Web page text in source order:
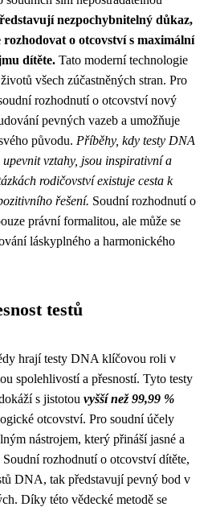
nezpochybnitelný důkaz,
o otcovství s maximální
dítěte. Tato moderní technologie
všech zúčastněných stran. Pro
rozhodnutí o otcovství nový
pevných vazeb a umožňuje
původu. Příběhy, kdy testy DNA
vztahy, jsou inspirativní a
rodičovství existuje cesta k
řešení. Soudní rozhodnutí o
právní formalitou, ale může se
láskyplného a harmonického
testů
hrají testy DNA klíčovou roli v
spolehlivostí a přesností. Tyto testy
s jistotou vyšší než 99,99 %
otcovství. Pro soudní účely
nástrojem, který přináší jasné a
rozhodnutí o otcovství dítěte,
DNA, tak představují pevný bod v
Díky této vědecké metodě se